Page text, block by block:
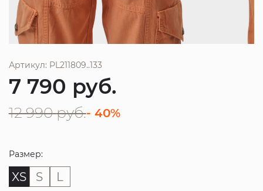
Артикул: PL211809..133
7 790 руб.
12 990 руб.- 40%
Размер:
XS S L